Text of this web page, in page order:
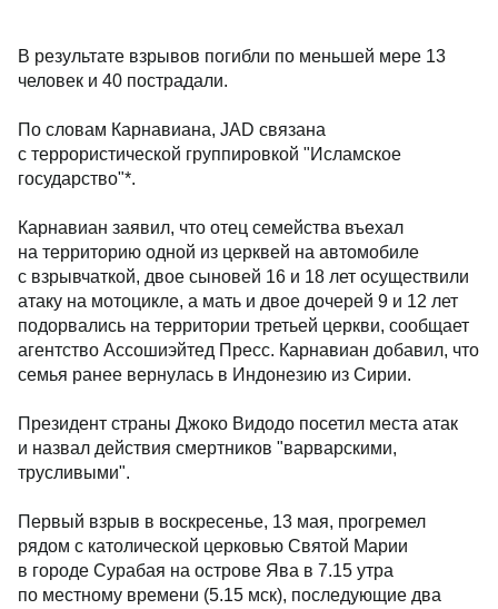
В результате взрывов погибли по меньшей мере 13
человек и 40 пострадали.
По словам Карнавиана, JAD связана
с террористической группировкой "Исламское
государство"*.
Карнавиан заявил, что отец семейства въехал
на территорию одной из церквей на автомобиле
с взрывчаткой, двое сыновей 16 и 18 лет осуществили
атаку на мотоцикле, а мать и двое дочерей 9 и 12 лет
подорвались на территории третьей церкви, сообщает
агентство Ассошиэйтед Пресс. Карнавиан добавил, что
семья ранее вернулась в Индонезию из Сирии.
Президент страны Джоко Видодо посетил места атак
и назвал действия смертников "варварскими,
трусливыми".
Первый взрыв в воскресенье, 13 мая, прогремел
рядом с католической церковью Святой Марии
в городе Сурабая на острове Ява в 7.15 утра
по местному времени (5.15 мск), последующие два